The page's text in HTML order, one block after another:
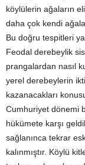
köylülerin ağaların
daha çok kendi
Bu doğru tespitleri
Feodal derebeylik
prangalardan nasıl
yerel derebeylerin
kazanacakları
Cumhuriyet dönemi
hükümete karşı
sağlanınca tekrar
kalınmıştır. Köylü